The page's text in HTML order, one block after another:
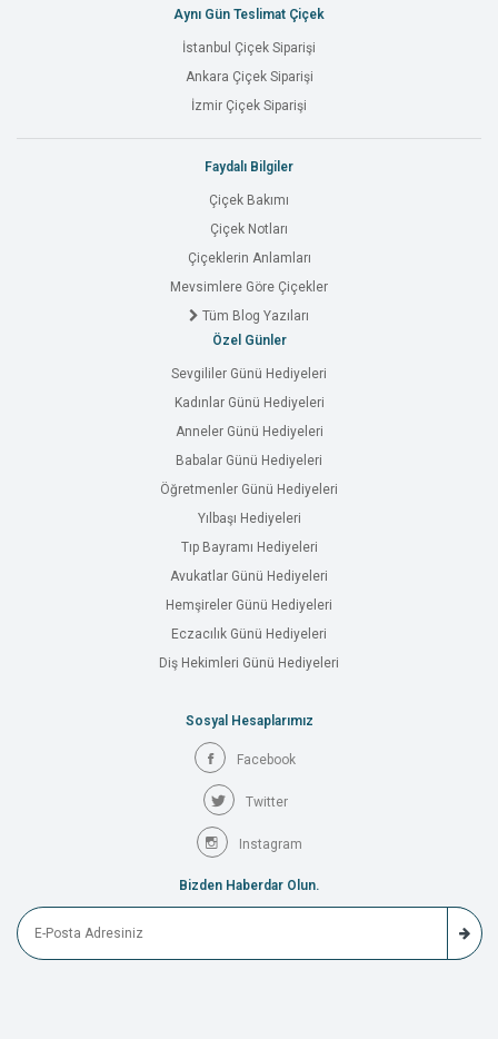
Aynı Gün Teslimat Çiçek
İstanbul Çiçek Siparişi
Ankara Çiçek Siparişi
İzmir Çiçek Siparişi
Faydalı Bilgiler
Çiçek Bakımı
Çiçek Notları
Çiçeklerin Anlamları
Mevsimlere Göre Çiçekler
Tüm Blog Yazıları
Özel Günler
Sevgililer Günü Hediyeleri
Kadınlar Günü Hediyeleri
Anneler Günü Hediyeleri
Babalar Günü Hediyeleri
Öğretmenler Günü Hediyeleri
Yılbaşı Hediyeleri
Tıp Bayramı Hediyeleri
Avukatlar Günü Hediyeleri
Hemşireler Günü Hediyeleri
Eczacılık Günü Hediyeleri
Diş Hekimleri Günü Hediyeleri
Sosyal Hesaplarımız
Facebook
Twitter
Instagram
Bizden Haberdar Olun.